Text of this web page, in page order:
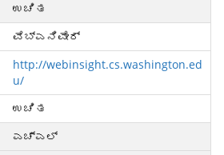
ಉಚಿತ
ವೆಬ್ಎನಿವೇರ್
http://webinsight.cs.washington.ed
u/
ಉಚಿತ
ಎಚ್ಎಲ್